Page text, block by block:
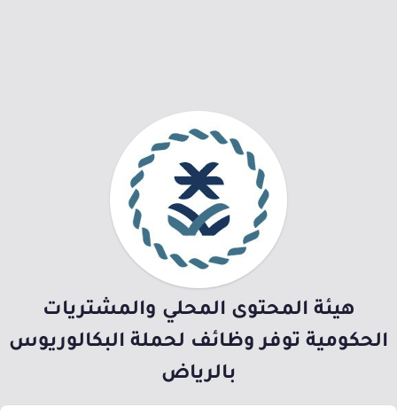
هيئة المحتوى المحلي والمشتريات
الحكومية توفر وظائف لحملة البكالوريوس
بالرياض